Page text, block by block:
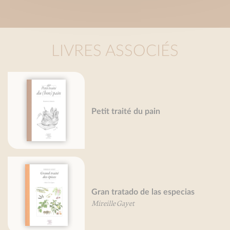
LIVRES ASSOCIÉS
Petit traité du pain
Gran tratado de las especias
Mireille Gayet